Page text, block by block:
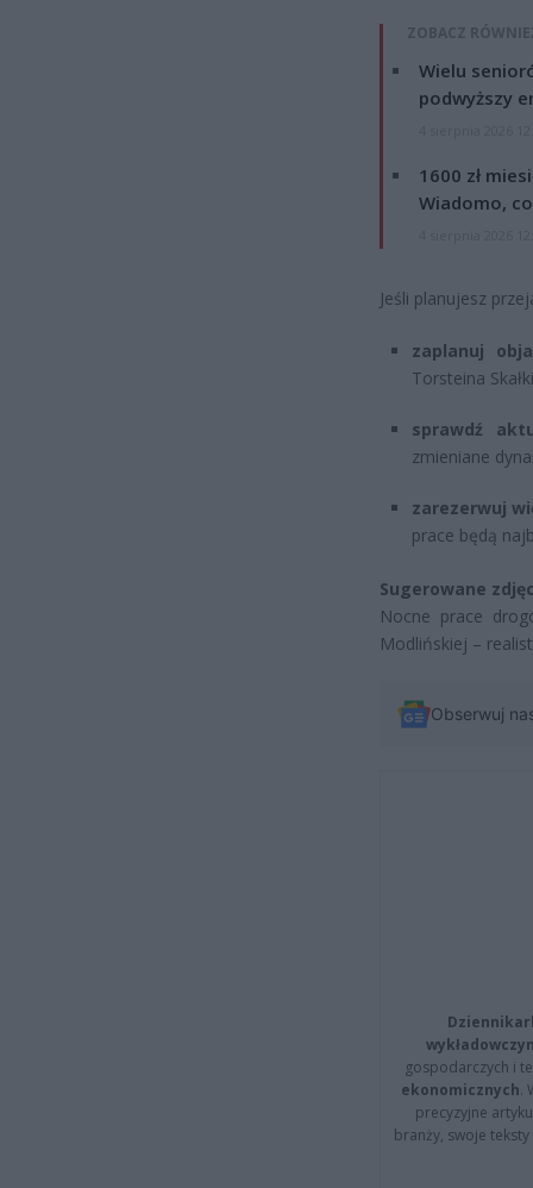
ZOBACZ
Wielu
podwyższy
1600 zł
Wiadomo,
Jeśli planujesz
zaplanuj
Torsteina
sprawdź
zmieniane
zarezerwuj
prace będą
Sugerowane
Nocne prace
Modlińskiej –
Obserwuj
gospodarczych i
ekonomicznych.
precyzyjne
branży, swoje